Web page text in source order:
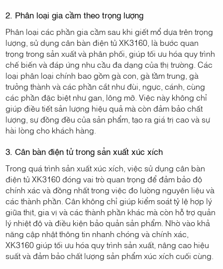
2. Phân loại gia cầm theo trọng lượng
Phân loại các phần gia cầm sau khi giết mổ dựa trên trọng
lượng, sử dụng cân bàn điện tử XK3160, là bước quan
trọng trong sản xuất và phân phối, giúp tối ưu hóa quy trình
chế biến và đáp ứng nhu cầu đa dạng của thị trường. Các
loại phân loại chính bao gồm gà con, gà tầm trung, gà
trưởng thành và các phần cắt như đùi, ngực, cánh, cùng
các phần đặc biệt như gan, lông mỡ. Việc này không chỉ
giúp điều tiết sản lượng hiệu quả mà còn đảm bảo chất
lượng, sự đồng đều của sản phẩm, tạo ra giá trị cao và sự
hài lòng cho khách hàng.
3. Cân bàn điện tử trong sản xuất xúc xích
Trong quá trình sản xuất xúc xích, việc sử dụng cân bàn
điện tử XK3160 đóng vai trò quan trọng để đảm bảo độ
chính xác và đồng nhất trong việc đo lường nguyên liệu và
các thành phần. Cân không chỉ giúp kiểm soát tỷ lệ hợp lý
giữa thịt, gia vị và các thành phần khác mà còn hỗ trợ quản
lý nhiệt độ và điều kiện bảo quản sản phẩm. Nhờ vào khả
năng cập nhật thông tin nhanh chóng và chính xác,
XK3160 giúp tối ưu hóa quy trình sản xuất, nâng cao hiệu
suất và đảm bảo chất lượng sản phẩm xúc xích cuối cùng.